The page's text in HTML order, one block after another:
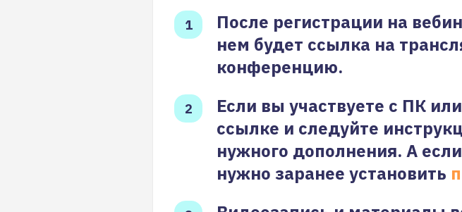
После регистрации на
нем будет ссылка на
конференцию.
Если вы участвуете с ПК
ссылке и следуйте
нужного дополнения. А
нужно заранее установить